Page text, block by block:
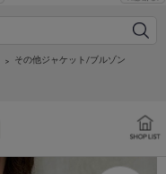
その他ジャケット/ブルゾン